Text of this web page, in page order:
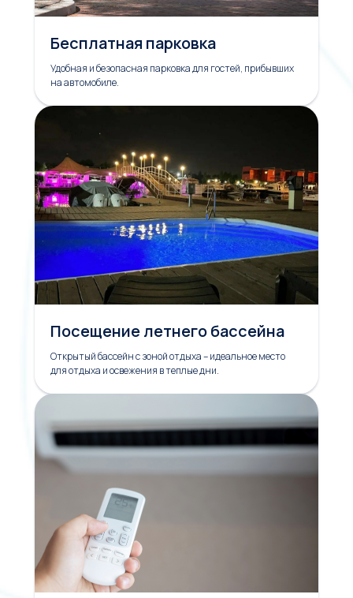
Бесплатная парковка
Удобная и безопасная парковка для гостей, прибывших
на автомобиле.
Посещение летнего бассейна
Открытый бассейн с зоной отдыха – идеальное место
для отдыха и освежения в теплые дни.